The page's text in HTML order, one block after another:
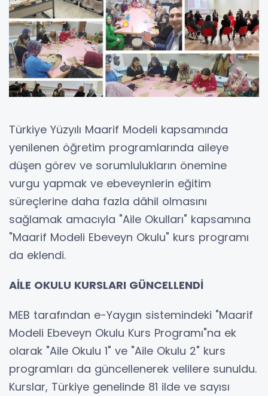
Türkiye Yüzyılı Maarif Modeli kapsamında
yenilenen öğretim programlarında aileye
düşen görev ve sorumlulukların önemine
vurgu yapmak ve ebeveynlerin eğitim
süreçlerine daha fazla dâhil olmasını
sağlamak amacıyla "Aile Okulları" kapsamına
"Maarif Modeli Ebeveyn Okulu" kurs programı
da eklendi.
AİLE OKULU KURSLARI GÜNCELLENDİ
MEB tarafından e-Yaygın sistemindeki "Maarif
Modeli Ebeveyn Okulu Kurs Programı"na ek
olarak "Aile Okulu 1" ve "Aile Okulu 2" kurs
programları da güncellenerek velilere sunuldu.
Kurslar, Türkiye genelinde 81 ilde ve sayısı